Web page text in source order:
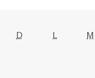
D L M